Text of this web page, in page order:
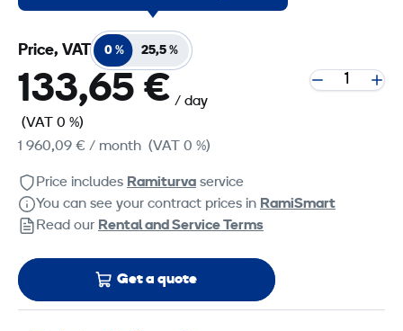
Price, VAT 0 % 25,5 %
133,65 € / day
(VAT 0 %)
1 960,09 € / month (VAT 0 %)
Price includes Ramiturva service
You can see your contract prices in RamiSmart
Read our Rental and Service Terms
Get a quote